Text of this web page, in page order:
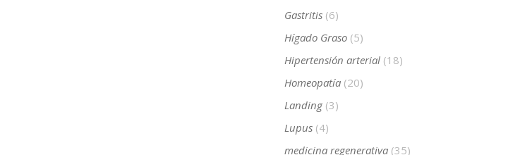
Gastritis(6)
Hígado Graso(5)
Hipertensión arterial(18)
Homeopatía(20)
Landing(3)
Lupus(4)
medicina regenerativa(35)